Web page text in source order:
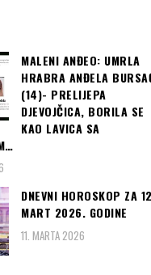
MALENI ANĐEO: UMRLA
HRABRA ANĐELA
(14)- PRELIJEPA
DJEVOJČICA, BORILA SE
KAO LAVICA SA
DNEVNI HOROSKOP ZA
MART 2026. GODINE
11. MARTA 2026